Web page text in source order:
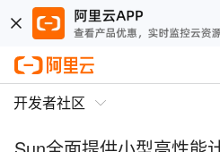
开发者社区